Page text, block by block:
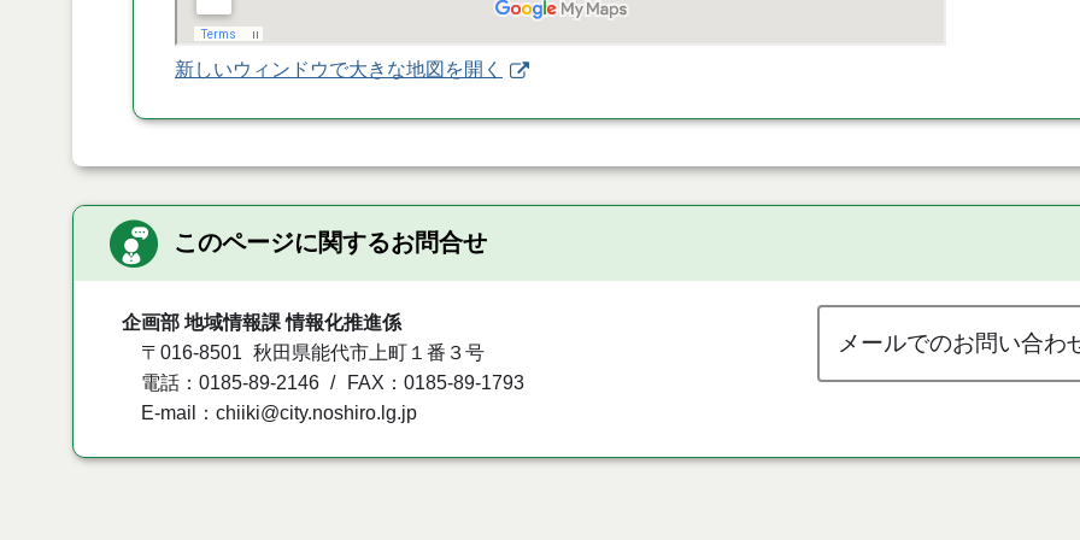
新しいウィンドウで大きな地図を開く
このページに関するお問合せ
企画部 地域情報課 情報化推進係
〒016-8501
秋田県能代市上町１番３号
電話：0185-89-2146
FAX：0185-89-1793
E-mail：chiiki@city.noshiro.lg.jp
メールでのお問い合わ